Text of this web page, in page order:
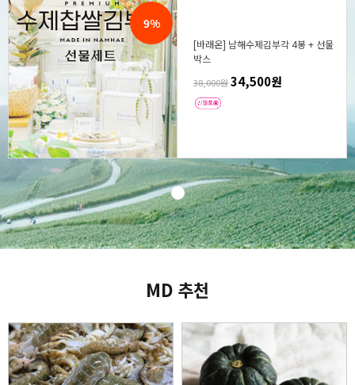
9%
[바래온] 남해수제김부각 4봉 + 선물
박스
38,000원34,500원
MD 추천